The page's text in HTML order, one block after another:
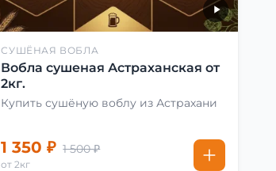
СУШЁНАЯ ВОБЛА
Вобла сушеная Астраханская от
2кг.
Купить сушёную воблу из Астрахани
1 350 ₽ 1 500 ₽
от 2кг